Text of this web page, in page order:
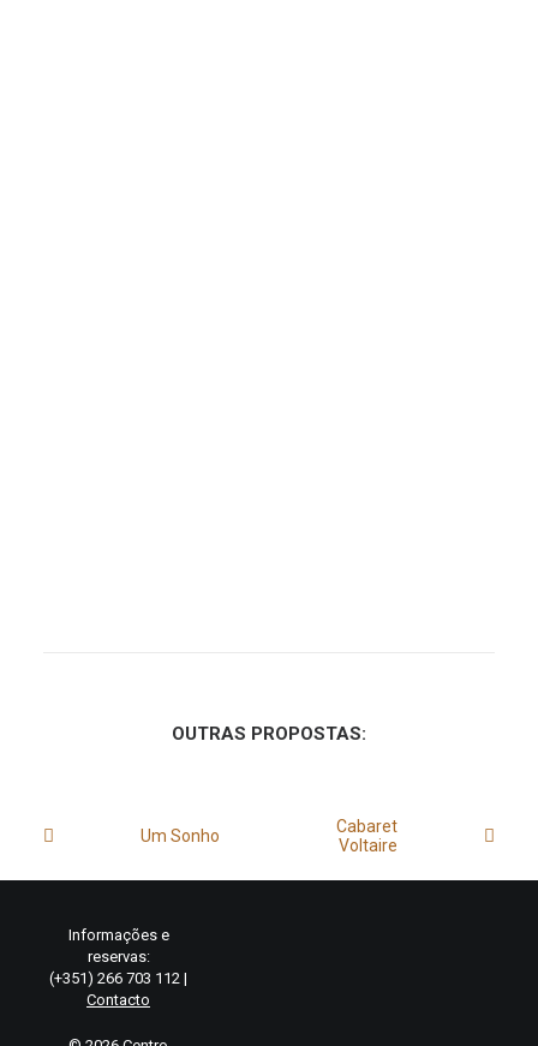
OUTRAS PROPOSTAS:
Um Sonho
Cabaret
Voltaire
Informações e
reservas:
(+351) 266 703 112 |
Contacto